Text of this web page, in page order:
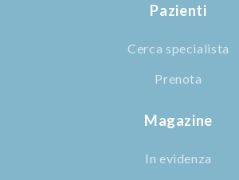
Pazienti
Cerca specialista
Prenota
Magazine
In evidenza